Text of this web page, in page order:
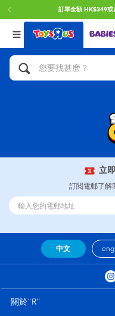
訂單金額 HK$349或
返回
分類目錄
人氣英雄,角色扮
拼砌組合及樂高
玩具車,貨車,火
手工藝,文具,蠟筆,
娃娃, 芭比,收藏
返回
品牌
Brunch Brother 早
Spider-Man蜘蛛
Mini Brands
Play-Doh培樂多
Pokemon寶可夢
返回
年齢
0~2歳
12~14歳
14歳以上
立
訂閲電郵了解
中文
關於"R"